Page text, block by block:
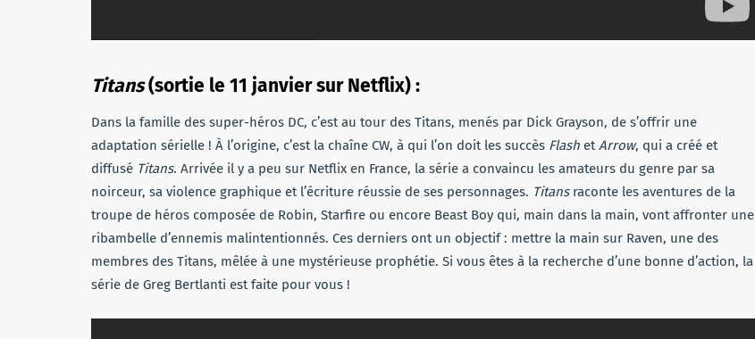
Titans(sortie le 11 janvier sur Netflix) :
Dans la famille des super-héros DC, c’est au tour des Titans, menés par Dick Grayson, de s’offrir une
adaptation sérielle ! À l’origine, c’est la chaîne CW, à qui l’on doit les succès Flash et Arrow, qui a créé et
diffusé Titans. Arrivée il y a peu sur Netflix en France, la série a convaincu les amateurs du genre par sa
noirceur, sa violence graphique et l’écriture réussie de ses personnages. Titansraconte les aventures de la
troupe de héros composée de Robin, Starfire ou encore Beast Boy qui, main dans la main, vont affronter une
ribambelle d’ennemis malintentionnés. Ces derniers ont un objectif : mettre la main sur Raven, une des
membres des Titans, mêlée à une mystérieuse prophétie. Si vous êtes à la recherche d’une bonne d’action, la
série de Greg Bertlanti est faite pour vous !